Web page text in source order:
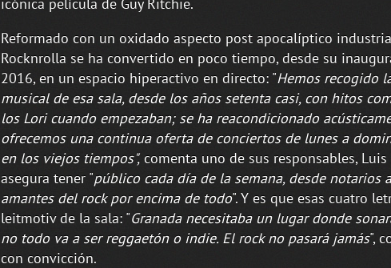
Reformado con un oxidado aspecto post apocalíptico
Rocknrolla se ha convertido en poco tiempo, desde su
2016, en un espacio hiperactivo en directo: "Hemos recogido
musical de esa sala, desde los años setenta casi, con hitos
los Lori cuando empezaban; se ha reacondicionado
ofrecemos una continua oferta de conciertos de lunes a
en los viejos tiempos",comenta uno de sus responsables, Luis
asegura tener "público cada día de la semana, desde notarios
amantes del rock por encima de todo". Y es que esas cuatro
leitmotiv de la sala: "Granada necesitaba un lugar donde
no todo va a ser reggaetón o indie. El rock no pasará jamás",
con convicción.